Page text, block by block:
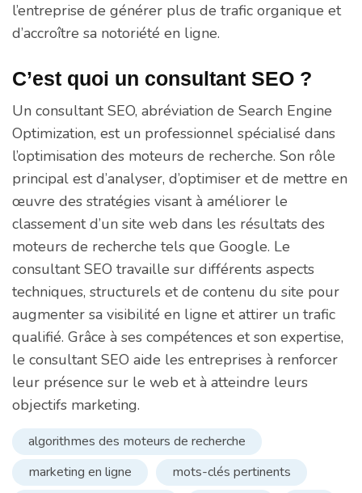
l’entreprise de générer plus de trafic organique et
d’accroître sa notoriété en ligne.
C’est quoi un consultant SEO ?
Un consultant SEO, abréviation de Search Engine
Optimization, est un professionnel spécialisé dans
l’optimisation des moteurs de recherche. Son rôle
principal est d’analyser, d’optimiser et de mettre en
œuvre des stratégies visant à améliorer le
classement d’un site web dans les résultats des
moteurs de recherche tels que Google. Le
consultant SEO travaille sur différents aspects
techniques, structurels et de contenu du site pour
augmenter sa visibilité en ligne et attirer un trafic
qualifié. Grâce à ses compétences et son expertise,
le consultant SEO aide les entreprises à renforcer
leur présence sur le web et à atteindre leurs
objectifs marketing.
algorithmes des moteurs de recherche
marketing en ligne
mots-clés pertinents